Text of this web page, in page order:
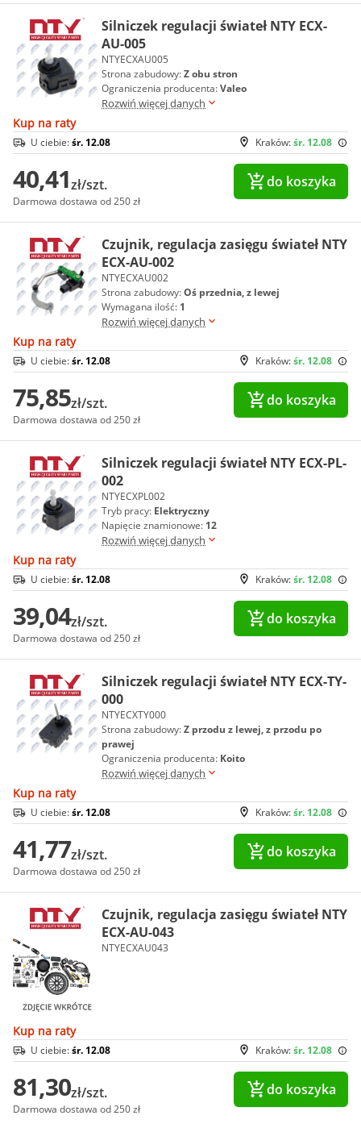
Silniczek regulacji świateł NTY ECX-
AU-005
NTYECXAU005
Strona zabudowy:Z obu stron
Ograniczenia producenta:Valeo
Rozwiń więcej danych
Kup na raty
Kraków:śr. 12.08
U ciebie:śr. 12.08
40,41zł/szt.
Darmowa dostawa od 250 zł
do koszyka
Czujnik, regulacja zasięgu świateł NTY
ECX-AU-002
NTYECXAU002
Strona zabudowy:Oś przednia, z lewej
Wymagana ilość: 1
Rozwiń więcej danych
Kup na raty
Kraków:śr. 12.08
U ciebie:śr. 12.08
75,85zł/szt.
Darmowa dostawa od 250 zł
do koszyka
Silniczek regulacji świateł NTY ECX-PL-
002
NTYECXPL002
Tryb pracy: Elektryczny
Napięcie znamionowe: 12
Rozwiń więcej danych
Kup na raty
Kraków:śr. 12.08
U ciebie:śr. 12.08
39,04zł/szt.
Darmowa dostawa od 250 zł
do koszyka
Silniczek regulacji świateł NTY ECX-TY-
000
NTYECXTY000
Strona zabudowy:Z przodu z lewej, z przodu po
prawej
Ograniczenia producenta: Koito
Rozwiń więcej danych
Kup na raty
Kraków:śr. 12.08
U ciebie:śr. 12.08
41,77zł/szt.
Darmowa dostawa od 250 zł
do koszyka
Czujnik, regulacja zasięgu świateł NTY
ECX-AU-043
NTYECXAU043
Kup na raty
Kraków:śr. 12.08
U ciebie:śr. 12.08
81,30zł/szt.
Darmowa dostawa od 250 zł
do koszyka